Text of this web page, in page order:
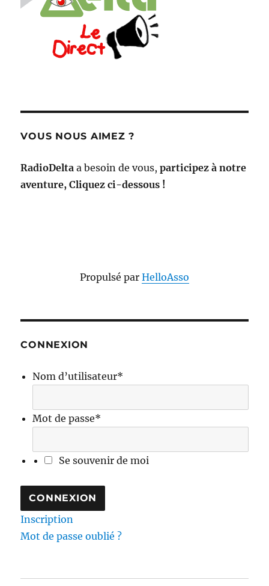
VOUS NOUS AIMEZ ?
RadioDelta a besoin de vous,participez à notre
aventure, Cliquez ci-dessous !
Propulsé par HelloAsso
CONNEXION
Nom d’utilisateur*
Mot de passe*
Se souvenir de moi
Inscription
Mot de passe oublié ?